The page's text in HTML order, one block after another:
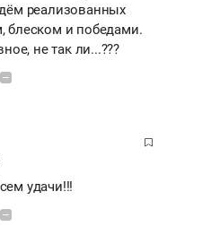
реализованных
и победами.
не так ли...???
удачи!!!